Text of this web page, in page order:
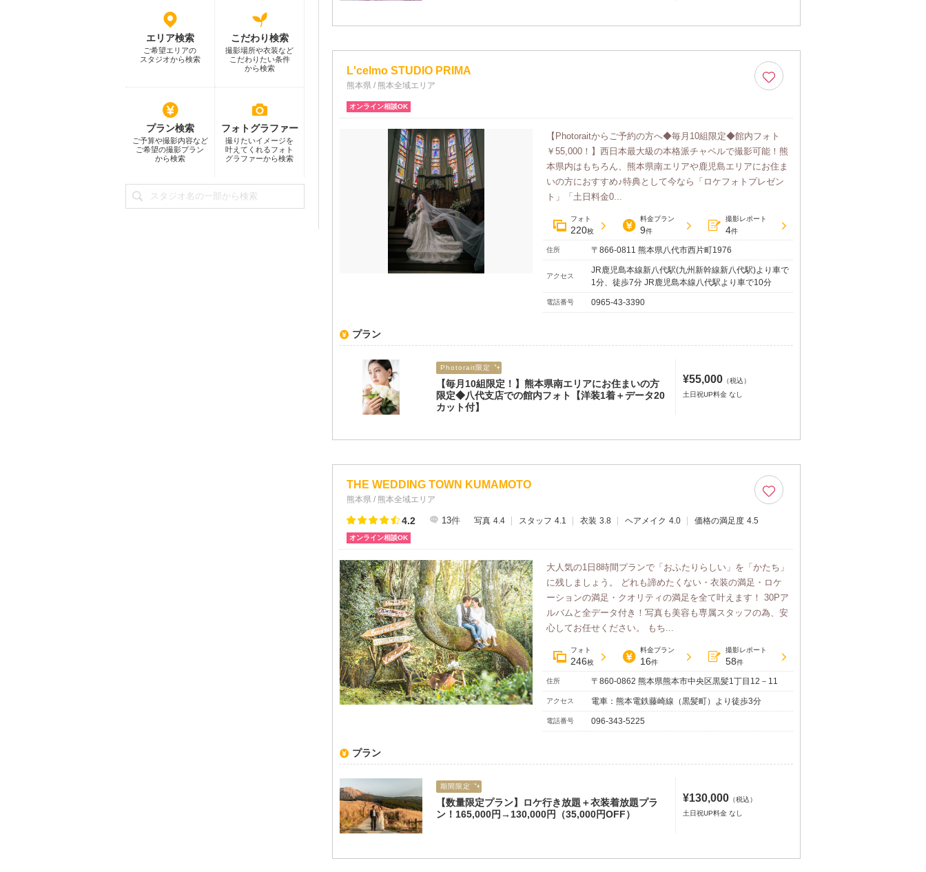
エリア検索
ご希望エリアの
スタジオから検索
こだわり検索
撮影場所や衣装など
こだわりたい条件
から検索
プラン検索
ご予算や撮影内容など
ご希望の撮影プラン
から検索
フォトグラファー
撮りたいイメージを
叶えてくれるフォト
グラファーから検索
L'celmo STUDIO PRIMA
熊本県 / 熊本全域エリア
オンライン相談OK
【Photoraitからご予約の方へ◆毎月10組限定◆館内フォト
￥55,000！】西日本最大級の本格派チャペルで撮影可能！熊
本県内はもちろん、熊本県南エリアや鹿児島エリアにお住ま
いの方におすすめ♪特典として今なら「ロケフォトプレゼン
ト」「土日料金0...
フォト
220枚
料金プラン
9件
撮影レポート
4件
住所 〒866-0811 熊本県八代市西片町1976
アクセス
JR鹿児島本線新八代駅(九州新幹線新八代駅)より車で
1分、徒歩7分 JR鹿児島本線八代駅より車で10分
電話番号 0965-43-3390
プラン
Photorait限定
【毎月10組限定！】熊本県南エリアにお住まいの方
限定◆八代支店での館内フォト【洋装1着＋データ20
カット付】
¥55,000 （税込）
土日祝UP料金 なし
THE WEDDING TOWN KUMAMOTO
熊本県 / 熊本全域エリア
4.2 13件 写真 4.4 スタッフ 4.1 衣装 3.8 ヘアメイク 4.0 価格の満足度 4.5
オンライン相談OK
大人気の1日8時間プランで「おふたりらしい」を「かたち」
に残しましょう。 どれも諦めたくない・衣装の満足・ロケ
ーションの満足・クオリティの満足を全て叶えます！ 30Pア
ルバムと全データ付き！写真も美容も専属スタッフの為、安
心してお任せください。 もち...
フォト
246枚
料金プラン
16件
撮影レポート
58件
住所 〒860-0862 熊本県熊本市中央区黒髪1丁目12－11
アクセス 電車：熊本電鉄藤崎線（黒髪町）より徒歩3分
電話番号 096-343-5225
プラン
期間限定
【数量限定プラン】ロケ行き放題＋衣装着放題プラ
ン！165,000円→130,000円（35,000円OFF）
¥130,000 （税込）
土日祝UP料金 なし